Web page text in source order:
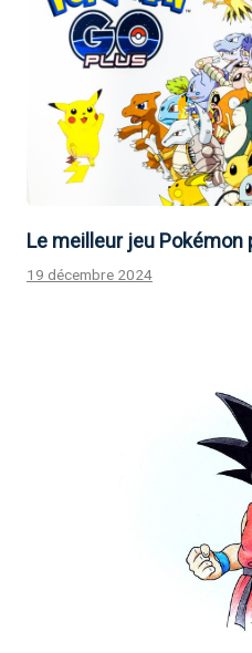
Le meilleur jeu
19 décembre 2024